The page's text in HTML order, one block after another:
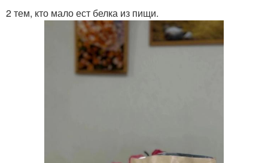
2 тем, кто мало ест белка из пищи.